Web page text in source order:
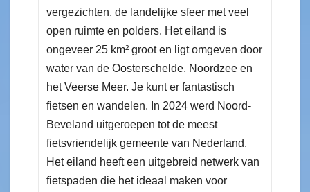
vergezichten, de landelijke sfeer met veel
open ruimte en polders. Het eiland is
ongeveer 25 km² groot en ligt omgeven door
water van de Oosterschelde, Noordzee en
het Veerse Meer. Je kunt er fantastisch
fietsen en wandelen. In 2024 werd Noord-
Beveland uitgeroepen tot de meest
fietsvriendelijk gemeente van Nederland.
Het eiland heeft een uitgebreid netwerk van
fietspaden die het ideaal maken voor